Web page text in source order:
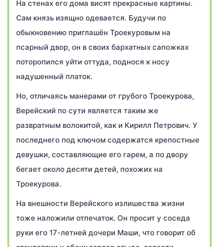
На стенах его дома висят прекрасные картины.
Сам князь изящно одевается. Будучи по
обыкновению приглашён Троекуровым на
псарный двор, он в своих бархатных сапожках
поторопился уйти оттуда, поднося к носу
надушенный платок.
Но, отличаясь манерами от грубого Троекурова,
Верейский по сути является таким же
развратным волокитой, как и Кирилл Петрович. У
последнего под ключом содержатся крепостные
девушки, составляющие его гарем, а по двору
бегает около десяти детей, похожих на
Троекурова.
На внешности Верейского излишества жизни
тоже наложили отпечаток. Он просит у соседа
руки его 17-летней дочери Маши, что говорит об